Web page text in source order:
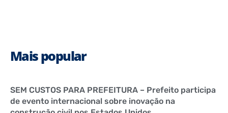
Mais popular
SEM CUSTOS PARA PREFEITURA – Prefeito participa
de evento internacional sobre inovação na